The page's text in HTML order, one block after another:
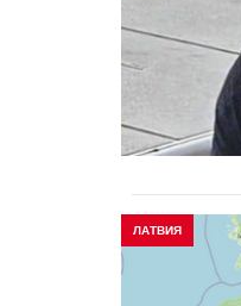
ЛАТВИЯ